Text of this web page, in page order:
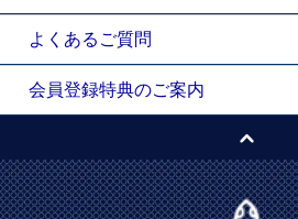
よくあるご質問
会員登録特典のご案内